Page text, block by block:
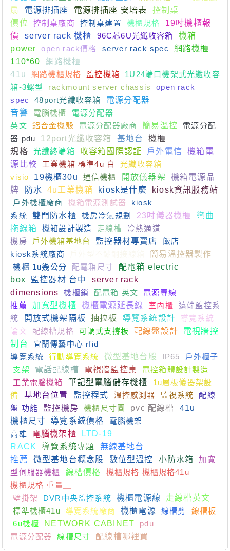
扇
電源排插座 電源排插座 安培表
控制桌
價位
控制桌廠商 控制桌建置 機櫃規格
19吋機櫃報
價
server rack 機櫃 96C芯6U光纖收容箱
機箱
power
open rack價格 server rack spec
網路機櫃
110*60
網路機櫃
41u
網路機櫃規格 監控機箱
1U24端口機架式光纖收容
箱-3螺型
rackmount server chassis
open rack
spec
48port光纖收容箱
電源分配器
音響
電腦機櫃
電源分配器
英文
鋁合金機殼 電源分配器廠商 簡易溫控
電源分配
器 pdu
12port光纖收容箱 基地台
機櫃
規格
光纖終端箱 收容箱國際認証 戶外電信
機箱電
源比較
工業機箱 標準4u 白
光纖收容箱
visio
19機櫃30u 通信機櫃 開放儀器架
機箱電源品
牌
防水 4u工業機箱 kiosk是什麼
kiosk資訊服務站
戶外機櫃廠商
機箱電源測試器
kiosk
系統
雙門防水櫃 機房冷氣規劃 23吋儀器機櫃
彎曲
拖線箱
機箱設計製造 走線槽
冷熱通道
機房
戶外機箱基地台 監控器材專賣店
飯店
kiosk系統廠商
簡易溫控器製作
機櫃 1u幾公分
配電箱尺寸
配電箱 electric
box
監控器材 台中
server rack
dimensions
機櫃鎖 配電箱 英文
電源專線
推薦
加寬型機櫃 機櫃電源延長線 室內櫃
遠端監控系
統
開放式機架隔板 抽拉板 導覽系統設計
導覽系統
論文
配線槽規格 可調式支撐板 配線盤設計
電視牆控
制台
宜蘭傳藝中心 rfid
導覽系統
行動導覽系統 微型基地台股 IP65
戶外櫃子
支架
電話配線槽 電視牆監控桌
電控箱體設計製造
工業電腦機箱
筆記型電腦儲存機櫃
1u層板儀器架設
備
基地台位置 監控程式 溫控感測器 監視系統
配線
盤 功能
監控機房 機櫃尺寸圖 pvc 配線槽
41u
機櫃尺寸
導覽系統價格
電腦機架
高雄
電腦機架櫃
LTD-19
RACK
導覽系統專題
無線基地台
推薦
微型基地台概念股 數位型溫控 小防水箱
加寬
型伺服器機櫃
線槽價格
機櫃規格 機櫃規格41u
機櫃規格 重量＿
壁掛架
DVR中央監控系統 機櫃電源線
走線槽英文
標準機櫃41u
導覽系統廠商 機櫃電源 線槽剪
線槽板
6u機櫃
NETWORK CABINET
pdu
電源分配器
線槽尺寸 配線槽哪裡買